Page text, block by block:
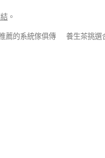
。
薦的系統傢俱傳
養生茶挑選